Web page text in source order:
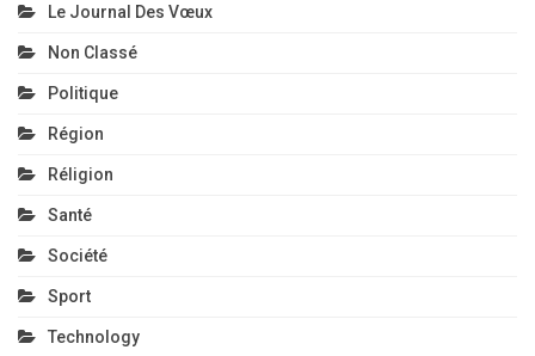
Le Journal Des Vœux
Non Classé
Politique
Région
Réligion
Santé
Société
Sport
Technology